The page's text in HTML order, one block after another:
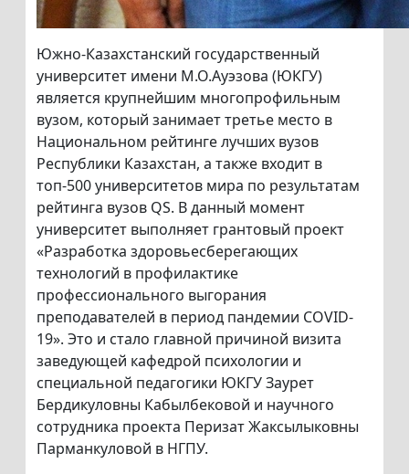
Южно-Казахстанский государственный
университет имени М.О.Ауэзова (ЮКГУ)
является крупнейшим многопрофильным
вузом, который занимает третье место в
Национальном рейтинге лучших вузов
Республики Казахстан, а также входит в
топ-500 университетов мира по результатам
рейтинга вузов QS. В данный момент
университет выполняет грантовый проект
«Разработка здоровьесберегающих
технологий в профилактике
профессионального выгорания
преподавателей в период пандемии COVID-
19». Это и стало главной причиной визита
заведующей кафедрой психологии и
специальной педагогики ЮКГУ Заурет
Бердикуловны Кабылбековой и научного
сотрудника проекта Перизат Жаксылыковны
Парманкуловой в НГПУ.